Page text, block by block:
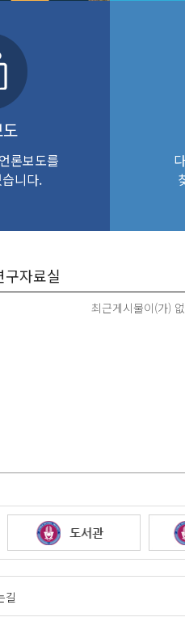
론보도를
니다.
최근게시물이(가)
길